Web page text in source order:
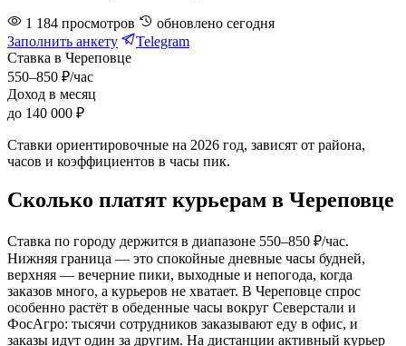
1 184 просмотров обновлено сегодня
Заполнить анкету
Telegram
Ставка в Череповце
550–850 ₽/час
Доход в месяц
до 140 000 ₽
Ставки ориентировочные на 2026 год, зависят от района,
часов и коэффициентов в часы пик.
Сколько платят курьерам в Череповце
Ставка по городу держится в диапазоне 550–850 ₽/час.
Нижняя граница — это спокойные дневные часы будней,
верхняя — вечерние пики, выходные и непогода, когда
заказов много, а курьеров не хватает. В Череповце спрос
особенно растёт в обеденные часы вокруг Северстали и
ФосАгро: тысячи сотрудников заказывают еду в офис, и
заказы идут один за другим. На дистанции активный курьер